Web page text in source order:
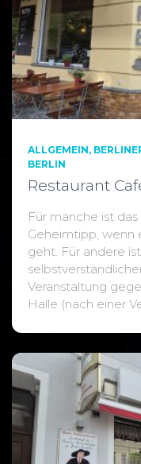
ALLGEMEIN
BERLIN
Restaurant
Für manche ist
Geheimtipp, wenn
geht. Für andere
Veranstaltung
Halle (nach einer